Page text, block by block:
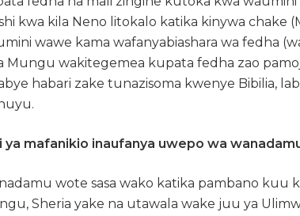
kwa kila Neno litokalo katika kinywa chake
wawe kama wafanyabiashara wa fedha
Mungu wakitegemea kupata fedha zao
habari zake tunazisoma kwenye Bibilia,
ya mafanikio inaufanya uwepo wa
wote sasa wako katika pambano kuu
Sheria yake na utawala wake juu ya